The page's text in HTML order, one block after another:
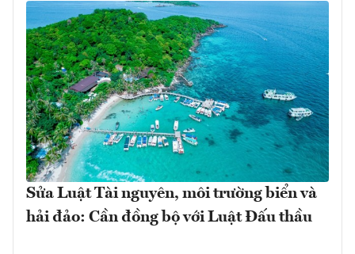
Sửa Luật Tài nguyên, môi trường biển và
hải đảo: Cần đồng bộ với Luật Đấu thầu